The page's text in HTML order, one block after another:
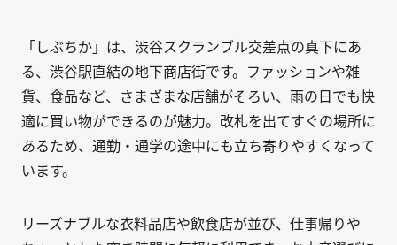
「しぶちか」は、渋谷スクランブル交差点の真下にあ
る、渋谷駅直結の地下商店街です。ファッションや雑
貨、食品など、さまざまな店舗がそろい、雨の日でも快
適に買い物ができるのが魅力。改札を出てすぐの場所に
あるため、通勤・通学の途中にも立ち寄りやすくなって
います。
リーズナブルな衣料品店や飲食店が並び、仕事帰りや